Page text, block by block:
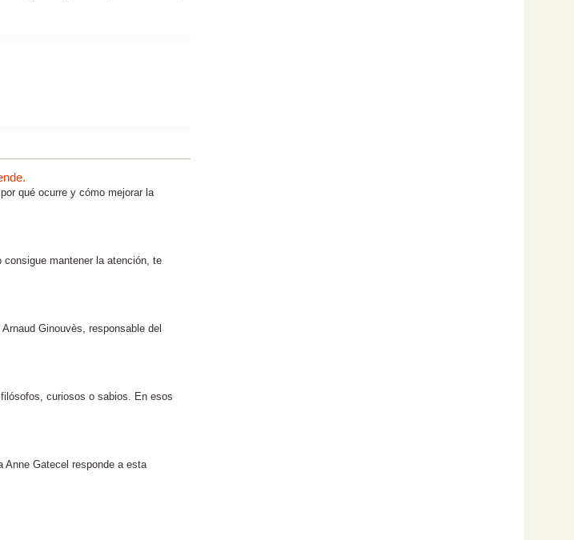
qué ocurre y cómo mejorar la
mantener la atención, te
Ginouvès, responsable del
curiosos o sabios. En esos
Anne Gatecel responde a esta